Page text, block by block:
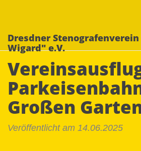
Dresdner Stenografenverein
Wigard" e.V.
Großen
Veröffentlicht am 14.06.2025